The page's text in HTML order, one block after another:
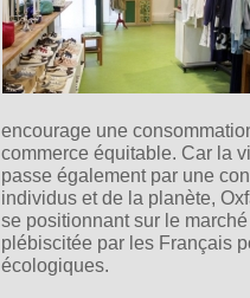
encourage une
commerce équitable. Car la
passe également par une
individus et de la planète,
se positionnant sur le
plébiscitée par les Français
écologiques.